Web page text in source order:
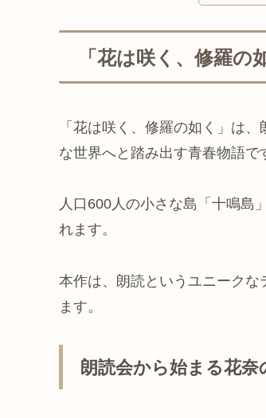
「花は咲く、修羅の
「花は咲く、修羅の如く」は
な世界へと踏み出す青春物語で
人口600人の小さな島「十鳴島
れます。
本作は、朗読というユニーク
ます。
朗読会から始まる花奈